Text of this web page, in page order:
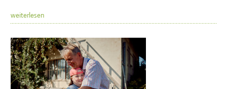
weiterlesen